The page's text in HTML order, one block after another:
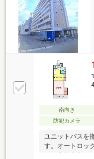
南向き
防犯カメラ
ユニットバスを
す。オートロッ